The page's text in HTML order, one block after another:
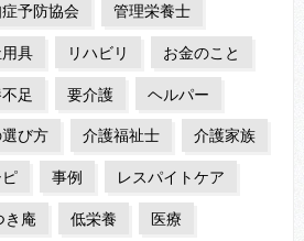
予防協会 管理栄養士
具 リハビリ お金のこと
足 要介護 ヘルパー
び方 介護福祉士 介護家族
事例 レスパイトケア
き庵 低栄養 医療